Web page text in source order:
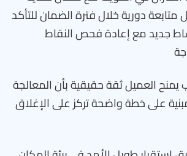
دورية خلال فترة الضمان للتأكد
جديد مع إعادة فحص النقاط
العميل ثقة حقيقية بأن المعالجة
على خطة واضحة تركز على الإغلاق